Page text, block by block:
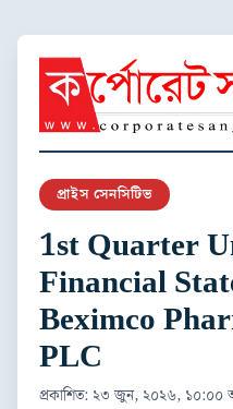
প্রাইস সেনসিটিভ
1st Quarter
Financial
Beximco
PLC
প্রকাশিত: ২৩ জুন, ২০২৬, ১০:০০